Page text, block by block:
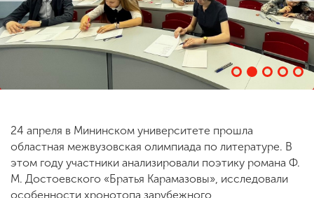
ENG SPN
комиссия
24 апреля в Мининском университете прошла
областная межвузовская олимпиада по литературе. В
этом году участники анализировали поэтику романа Ф.
М. Достоевского «Братья Карамазовы», исследовали
особенности хронотопа зарубежного